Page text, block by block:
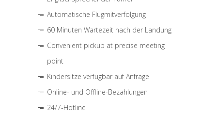
Automatische Flugmitverfolgung
60 Minuten Wartezeit nach der Landung
Convenient pickup at precise meeting
point
Kindersitze verfügbar auf Anfrage
Online- und Offline-Bezahlungen
24/7-Hotline